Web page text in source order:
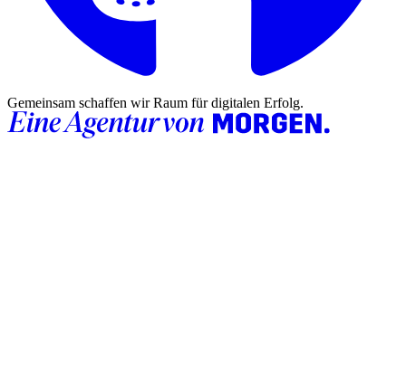
Gemeinsam schaffen wir Raum für digitalen Erfolg.